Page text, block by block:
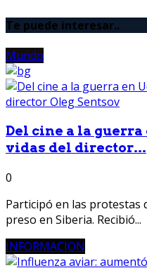
Te puede interesar..
Mundo
Del cine a la
vidas del director...
0
Participó en las protestas
preso en Siberia. Recibió...
INFORMACION